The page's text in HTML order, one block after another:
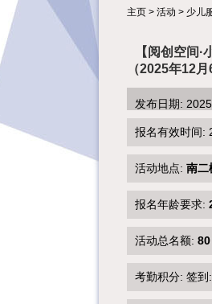
主页 > 活动 > 少儿
【阅创空间
（2025年12
发布日期:
报名有效时间:
活动地点: 南二
报名年龄要求:
活动总名额: 80
考勤积分: 签